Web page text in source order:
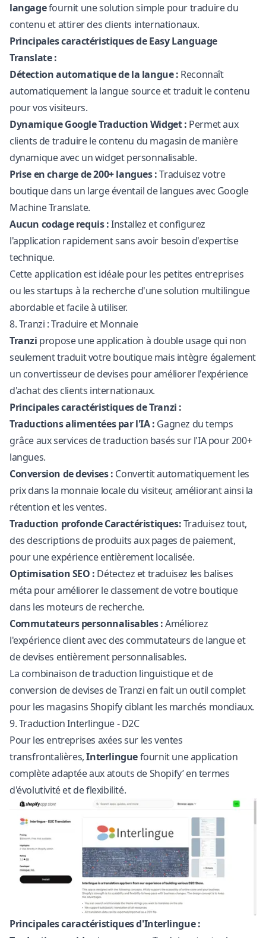
langagefournit une solution simple pour traduire du
contenu et attirer des clients internationaux.
Principales caractéristiques de Easy Language
Translate :
Détection automatique de la langue : Reconnaît
automatiquement la langue source et traduit le contenu
pour vos visiteurs.
DynamiqueGoogle TraductionWidget : Permet aux
clients de traduire le contenu du magasin de manière
dynamique avec un widget personnalisable.
Prise en charge de 200+ langues :Traduisez votre
boutique dans un large éventail de langues avec Google
Machine Translate.
Aucun codage requis :Installez et configurez
l'application rapidement sans avoir besoin d'expertise
technique.
Cette application est idéale pour les petites entreprises
ou les startups à la recherche d'une solution multilingue
abordable et facile à utiliser.
8. Tranzi : Traduire et Monnaie
Tranzi propose une application à double usage qui non
seulement traduit votre boutique mais intègre également
un convertisseur de devises pour améliorer l'expérience
d'achat des clients internationaux.
Principales caractéristiques de Tranzi :
Traductions alimentées par l'IA : Gagnez du temps
grâce aux services de traduction basés sur l'IA pour 200+
langues.
Conversion de devises : Convertit automatiquement les
prix dans la monnaie locale du visiteur, améliorant ainsi la
rétention et les ventes.
Traduction profonde Caractéristiques:Traduisez tout,
des descriptions de produits aux pages de paiement,
pour une expérience entièrement localisée.
Optimisation SEO : Détectez et traduisez les balises
méta pour améliorer le classement de votre boutique
dans les moteurs de recherche.
Commutateurs personnalisables :Améliorez
l'expérience client avec des commutateurs de langue et
de devises entièrement personnalisables.
La combinaison de traduction linguistique et de
conversion de devises de Tranzi en fait un outil complet
pour les magasins Shopify ciblant les marchés mondiaux.
9. Traduction Interlingue ‑ D2C
Pour les entreprises axées sur les ventes
transfrontalières,Interlinguefournit une application
complète adaptée aux atouts de Shopify’ en termes
d'évolutivité et de flexibilité.
Principales caractéristiques d'Interlingue :